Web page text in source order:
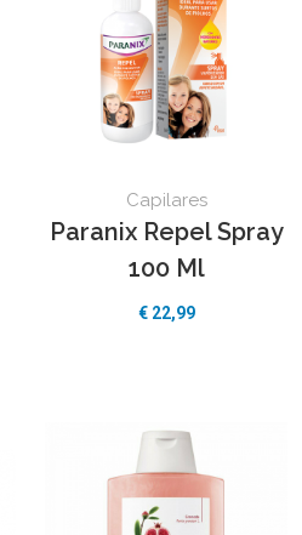
Capilares
Paranix Repel Spray
100 Ml
€ 22,99